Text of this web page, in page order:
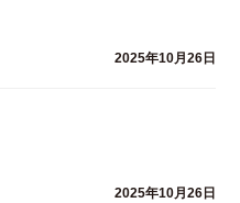
2025年10月26日
2025年10月26日